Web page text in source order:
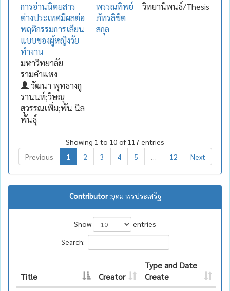
การอ่านนิตยสาร
ต่างประเทศมีผลต่อ
พฤติกรรมการเลียน
แบบของผู้หญิงวัย
ทำงาน
มหาวิทยาลัย
รามคำแหง
วัฒนา พุทธางกู
รานนท์;วิษณุ
สุวรรณเพิ่ม;พัน นิล
พันธุ์
พรรณทิพย์
ภัทรลิขิต
สกุล
วิทยานิพนธ์/Thesis
Showing 1 to 10 of 117 entries
Previous
1 2 3 4 5 12 Next
Contributor :อุดม พรประเสริฐ
Show
entries
Search:
Title Creator
Type and Date
Create